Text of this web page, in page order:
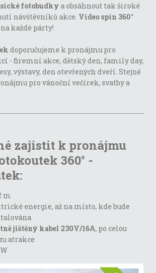
fotobudky a obsáhnout tak široké
návštěvníků akce. Video spin 360°
každé párty!
doporučujeme k pronájmu pro
- firemní akce, dětský den, family day,
výstavy, den otevřených dveří. Stejně
pro vánoční večírek, svatby a
zajistit k pronájmu
360° -
m
energie, až na místo, kde bude
jištěný kabel 230V/16A, po celou
atrakce